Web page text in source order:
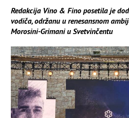
Redakcija Vino & Fino posetila je
vodiča, održanu u renesansnom
Morosini-Grimani u Svetvinčentu